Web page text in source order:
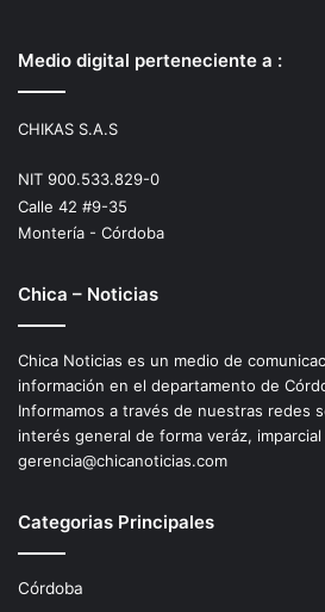
Medio digital perteneciente a :
CHIKAS S.A.S
NIT 900.533.829-0
Calle 42 #9-35
Montería - Córdoba
Chica – Noticias
Chica Noticias es un medio de
información en el departamento de
Informamos a través de nuestras redes
interés general de forma veráz, imparcial
gerencia@chicanoticias.com
Categorias Principales
Córdoba